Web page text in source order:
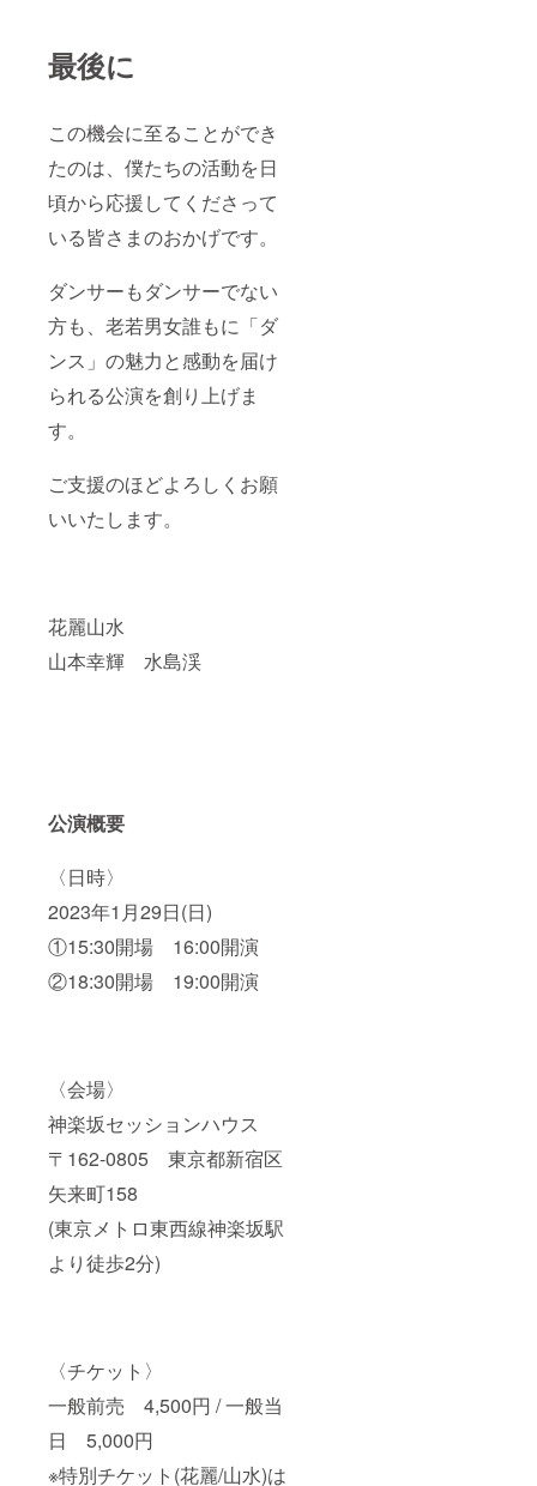
最後に
この機会に至ることができ
たのは、僕たちの活動を日
頃から応援してくださって
いる皆さまのおかげです。
ダンサーもダンサーでない
方も、老若男女誰もに「ダ
ンス」の魅力と感動を届け
られる公演を創り上げま
す。
ご支援のほどよろしくお願
いいたします。
花麗山水
山本幸輝 水島渓
公演概要
〈日時〉
2023年1月29日(日)
①15:30開場 16:00開演
②18:30開場 19:00開演
〈会場〉
神楽坂セッションハウス
〒162-0805 東京都新宿区
矢来町158
(東京メトロ東西線神楽坂駅
より徒歩2分)
〈チケット〉
一般前売 4,500円 / 一般当
日 5,000円
※特別チケット(花麗/山水)は